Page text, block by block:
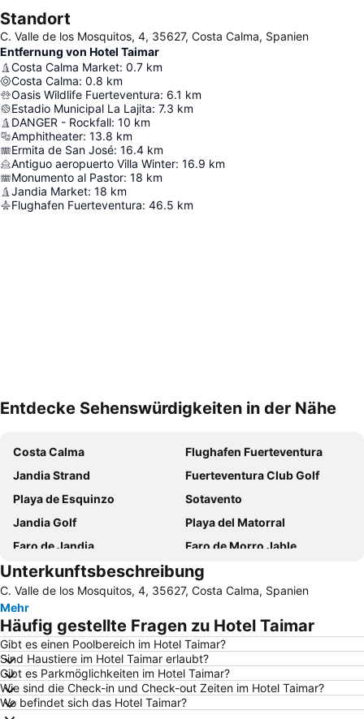
Standort
C. Valle de los Mosquitos, 4, 35627, Costa Calma, Spanien
Entfernung von Hotel Taimar
Costa Calma Market: 0.7 km
Costa Calma: 0.8 km
Oasis Wildlife Fuerteventura: 6.1 km
Estadio Municipal La Lajita: 7.3 km
DANGER - Rockfall: 10 km
Amphitheater: 13.8 km
Ermita de San José: 16.4 km
Antiguo aeropuerto Villa Winter: 16.9 km
Monumento al Pastor: 18 km
Jandia Market: 18 km
Flughafen Fuerteventura: 46.5 km
Entdecke Sehenswürdigkeiten in der Nähe
Costa Calma
Flughafen Fuerteventura
Jandia Strand
Fuerteventura Club Golf
Playa de Esquinzo
Sotavento
Jandia Golf
Playa del Matorral
Faro de Jandia
Faro de Morro Jable
Strand von Cofete
Oasis Park Fuerteventura
Puerto de la Cruz Puertito
Strand von Gran Tarajal
Playa de Caleta de Fuste
Butihondo
Strand von la Pared
Stella Canaris Zoo
El Molino de Antigua
Playa de Tarajalejo
Playa Pozo Negro
Iglesia Ntra Sra La Virgen del Carmen
Patronatsfest der Nuestra Senora del Carmen
Strand von Ajuy
Unterkunftsbeschreibung
C. Valle de los Mosquitos, 4, 35627, Costa Calma, Spanien
Mehr
Häufig gestellte Fragen zu Hotel Taimar
Gibt es einen Poolbereich im Hotel Taimar?
Sind Haustiere im Hotel Taimar erlaubt?
Gibt es Parkmöglichkeiten im Hotel Taimar?
Wie sind die Check-in und Check-out Zeiten im Hotel Taimar?
Wo befindet sich das Hotel Taimar?